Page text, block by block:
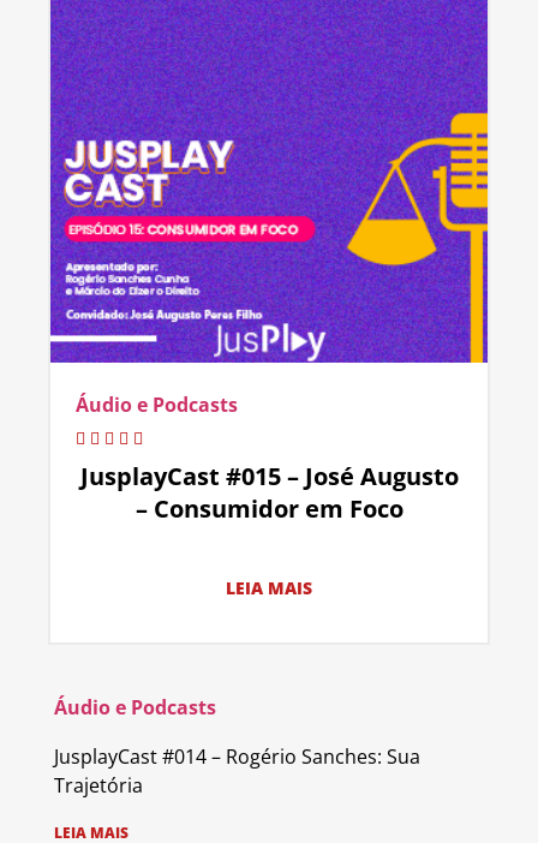
Áudio e Podcasts
JusplayCast #015 – José Augusto
– Consumidor em Foco
LEIA MAIS
Áudio e Podcasts
JusplayCast #014 – Rogério Sanches: Sua
Trajetória
LEIA MAIS